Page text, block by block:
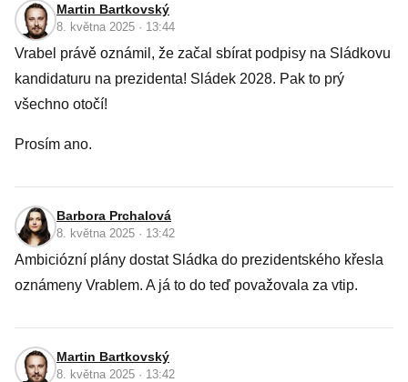
Martin Bartkovský
8. května 2025 · 13:44
Vrabel právě oznámil, že začal sbírat podpisy na Sládkovu
kandidaturu na prezidenta! Sládek 2028. Pak to prý
všechno otočí!
Prosím ano.
Barbora Prchalová
8. května 2025 · 13:42
Ambiciózní plány dostat Sládka do prezidentského křesla
oznámeny Vrablem. A já to do teď považovala za vtip.
Martin Bartkovský
8. května 2025 · 13:42